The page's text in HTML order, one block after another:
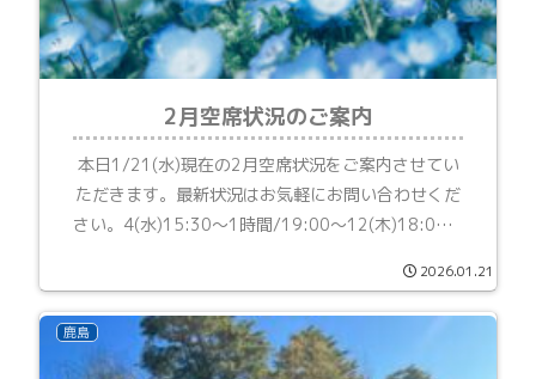
2月空席状況のご案内
本日1/21(水)現在の2月空席状況をご案内させてい
ただきます。最新状況はお気軽にお問い合わせくだ
さい。4(水)15:30～1時間/19:00～12(木)18:00～
2026.01.21
鹿島